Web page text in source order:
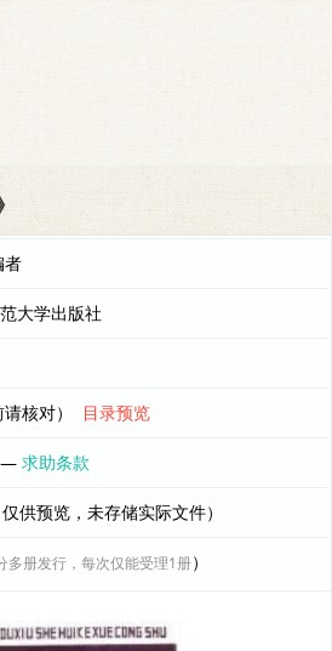
者
大学出版社
核对） 目录预览
—求助条款
供预览，未存储实际文件）
多册发行，每次仅能受理1册）